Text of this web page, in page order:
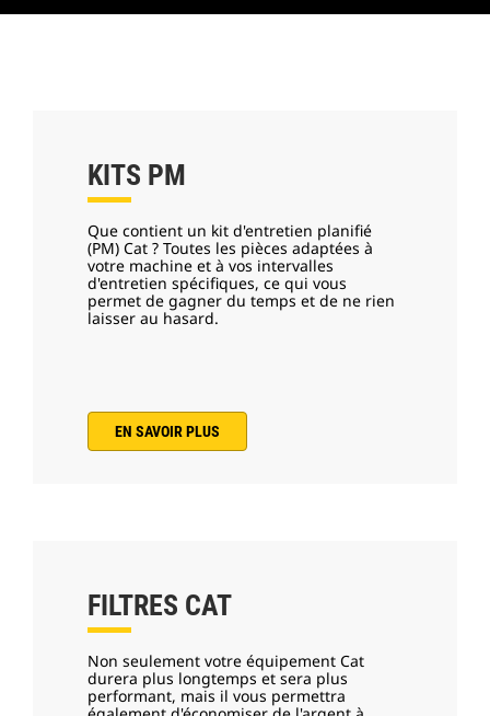
KITS PM
Que contient un kit d'entretien planifié
(PM) Cat ? Toutes les pièces adaptées à
votre machine et à vos intervalles
d'entretien spécifiques, ce qui vous
permet de gagner du temps et de ne rien
laisser au hasard.
EN SAVOIR PLUS
FILTRES CAT
Non seulement votre équipement Cat
durera plus longtemps et sera plus
performant, mais il vous permettra